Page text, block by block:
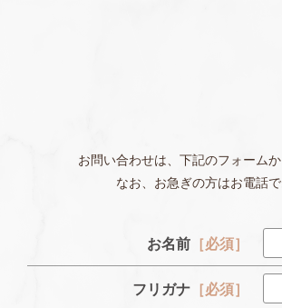
お問い合わせは、下記のフォーム
なお、お急ぎの方はお電話
お名前 ［必須］
フリガナ ［必須］